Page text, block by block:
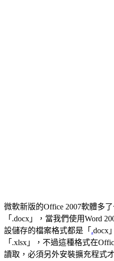
微軟新版的Office 2007軟體多
「.docx」，當我們使用Word
設儲存的檔案格式都是「 .docx
「.xlsx」，不過這種格式在
讀取，必須另外安裝擴充程式